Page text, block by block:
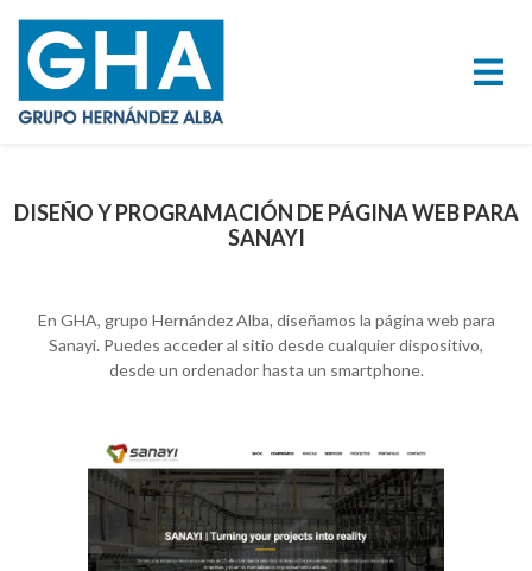
DISEÑO Y PROGRAMACIÓN DE PÁGINA WEB PARA
SANAYI
En GHA, grupo Hernández Alba, diseñamos la página web para
Sanayi. Puedes acceder al sitio desde cualquier dispositivo,
desde un ordenador hasta un smartphone.